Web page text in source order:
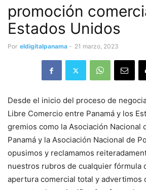
promoción
Estados Unidos
Por eldigitalpanama - 21 marzo, 2023
Desde el inicio del proceso de
Libre Comercio entre Panamá y los
gremios como la Asociación Nacional
Panamá y la Asociación Nacional de
opusimos y reclamamos
nuestros rubros de cualquier fórmula
apertura comercial total y advertimos